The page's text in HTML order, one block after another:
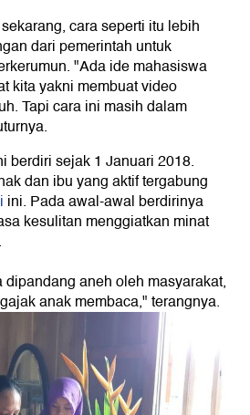
cara seperti itu lebih
dari pemerintah untuk
"Ada ide mahasiswa
kita yakni membuat video
Tapi cara ini masih dalam
berdiri sejak 1 Januari 2018.
dan ibu yang aktif tergabung
ini. Pada awal-awal berdirinya
kesulitan menggiatkan minat
aneh oleh masyarakat,
anak membaca," terangnya.